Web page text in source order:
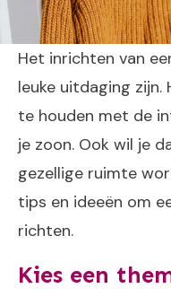
Het inrichten van
leuke uitdaging zijn.
te houden met de
je zoon. Ook wil je
gezellige ruimte
tips en ideeën om
richten.
Kies een